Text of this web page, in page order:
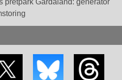
pretpark Gardaland: generator